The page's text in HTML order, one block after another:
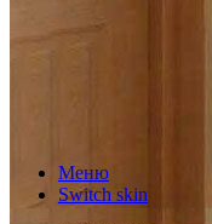
Меню
Switch skin